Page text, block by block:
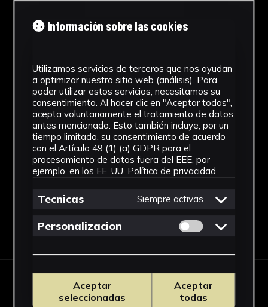
1893
Laboratorio de Investigación
Patrimonio Cultural
Dimensiones
52 x 36 cm.
Ver más
Descargar Ficha
IMÁGENES
Información sobre las cookies
Utilizamos servicios de terceros que nos ayudan
a optimizar nuestro sitio web (análisis). Para
poder utilizar estos servicios, necesitamos su
consentimiento. Al hacer clic en "Aceptar todas",
acepta voluntariamente el tratamiento de datos
antes mencionado. Esto también incluye, por un
tiempo limitado, su consentimiento de acuerdo
con el Artículo 49 (1) (a) GDPR para el
procesamiento de datos fuera del EEE, por
ejemplo, en los EE. UU. Política de privacidad
Tecnicas Siempre activas
Personalizacion Permitir cookies
Aceptar
seleccionadas
Aceptar
todas